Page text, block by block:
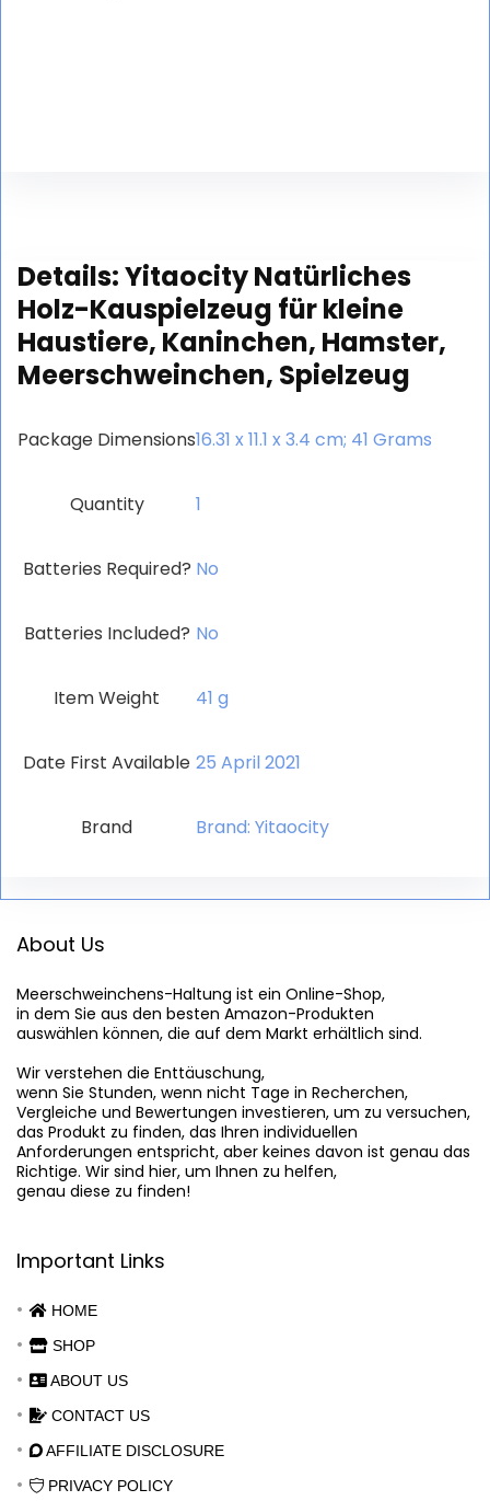
Details:Yitaocity Natürliches
Holz-Kauspielzeug für kleine
Haustiere, Kaninchen, Hamster,
Meerschweinchen, Spielzeug
Package Dimensions‎16.31 x 11.1 x 3.4 cm; 41 Grams
Quantity ‎1
Batteries Required? ‎No
Batteries Included? ‎No
Item Weight ‎41 g
Date First Available 25 April 2021
Brand Brand: Yitaocity
About Us
Meerschweinchens-Haltung ist ein Online-Shop,
in dem Sie aus den besten Amazon-Produkten
auswählen können, die auf dem Markt erhältlich sind.
Wir verstehen die Enttäuschung,
wenn Sie Stunden, wenn nicht Tage in Recherchen,
Vergleiche und Bewertungen investieren, um zu versuchen,
das Produkt zu finden, das Ihren individuellen
Anforderungen entspricht, aber keines davon ist genau das
Richtige. Wir sind hier, um Ihnen zu helfen,
genau diese zu finden!
Important Links
HOME
SHOP
ABOUT US
CONTACT US
AFFILIATE DISCLOSURE
PRIVACY POLICY